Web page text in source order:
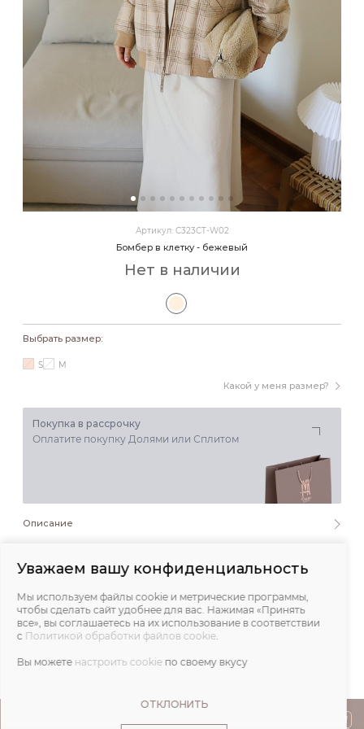
Артикул: C323CT-W02
Бомбер в клетку - бежевый
Нет в наличии
Выбрать размер:
Какой у меня размер?
S M
Покупка в рассрочку
Оплатите покупку Долями или Сплитом
Описание
Состав и уход
Обмеры
Уважаем вашу конфиденциальность
Мы используем файлы cookie и метрические программы,
чтобы сделать сайт удобнее для вас. Нажимая «Принять
все», вы соглашаетесь на их использование в соответствии
с Политикой обработки файлов cookie.
Вы можете настроить cookie по своему вкусу
ОТКЛОНИТЬ